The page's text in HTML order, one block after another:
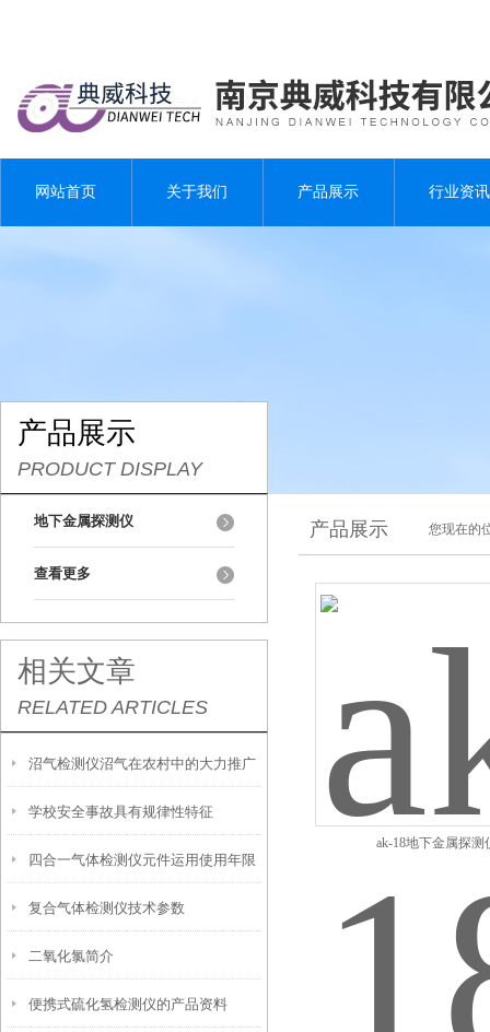
网站首页 关于我们 产品展示 行业资讯
产品展示
PRODUCT DISPLAY
地下金属探测仪
查看更多
相关文章
RELATED ARTICLES
沼气检测仪沼气在农村中的大力推广
应用
学校安全事故具有规律性特征
四合一气体检测仪元件运用使用年限
复合气体检测仪技术参数
二氧化氯简介
便携式硫化氢检测仪的产品资料
产品展示 您现在的
ak-18地下金属探测